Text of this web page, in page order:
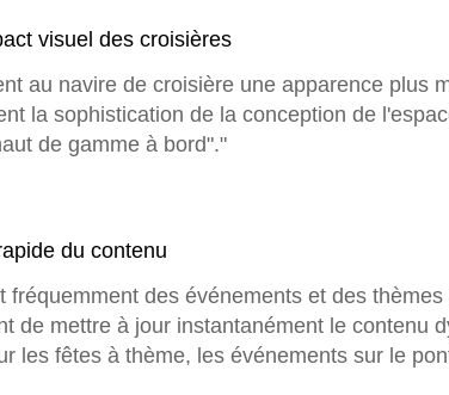
visuel des croisières
au navire de croisière une apparence plus
la sophistication de la conception de
de gamme à bord"."
du contenu
des événements et des
de mettre à jour instantanément le contenu
les fêtes à thème, les événements sur le